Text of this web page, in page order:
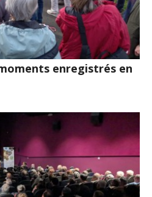
enregistrés en